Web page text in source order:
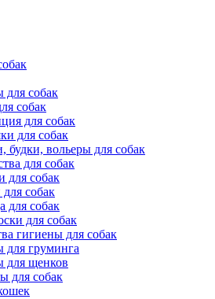
для собак
собак
для собак
для собак
будки, вольеры для собак
для собак
для собак
собак
для собак
для собак
гигиены для собак
для груминга
для щенков
для собак